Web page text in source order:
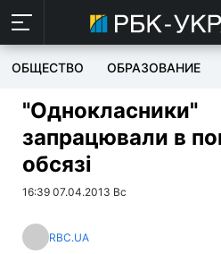
ОБЩЕСТВО ОБРАЗОВАНИЕ
"Однокласники"
запрацювали в
обсязі
16:39 07.04.2013 Вс
RBC.UA